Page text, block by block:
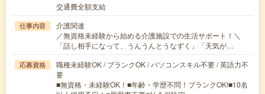
交通費全額支給
仕事内容
介護関連
／無資格未経験から始める介護施設での生活サポート！＼
「話し相手になって、うんうんとうなずく」「天気が…
応募資格
職種未経験OK / ブランクOK / パソコンスキル不要 / 英語力不
要
■無資格・未経験OK！■年齢・学歴不問！ブランクOK!■10名